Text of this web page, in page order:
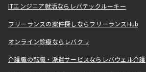
ITエンジニア就活ならレバテックルーキー
フリーランスの案件探しならフリーランスHub
オンライン診療ならレバクリ
介護職の転職・派遣サービスならレバウェル介護